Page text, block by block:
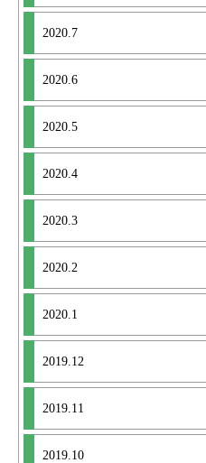
2020.7
2020.6
2020.5
2020.4
2020.3
2020.2
2020.1
2019.12
2019.11
2019.10